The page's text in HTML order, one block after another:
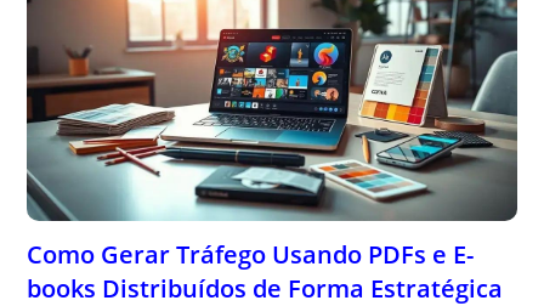
Como Gerar Tráfego Usando PDFs e E-
books Distribuídos de Forma Estratégica